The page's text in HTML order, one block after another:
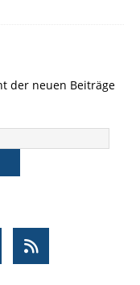
der neuen Beiträge